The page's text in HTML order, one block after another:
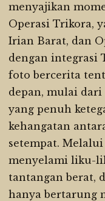
menyajikan
Operasi Trikora,
Irian Barat, dan
dengan integrasi
foto bercerita
depan, mulai
yang penuh
kehangatan
setempat.
menyelami liku-
tantangan berat,
hanya bertarung